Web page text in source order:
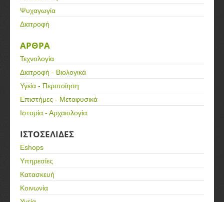
Ψυχαγωγία
Διατροφή
ΑΡΘΡΑ
Τεχνολογία
Διατροφή - Βιολογικά
Υγεία - Περιποίηση
Επιστήμες - Μεταφυσικά
Ιστορία - Αρχαιολογία
ΙΣΤΟΣΕΛΙΔΕΣ
Eshops
Υπηρεσίες
Κατασκευή
Κοινωνία